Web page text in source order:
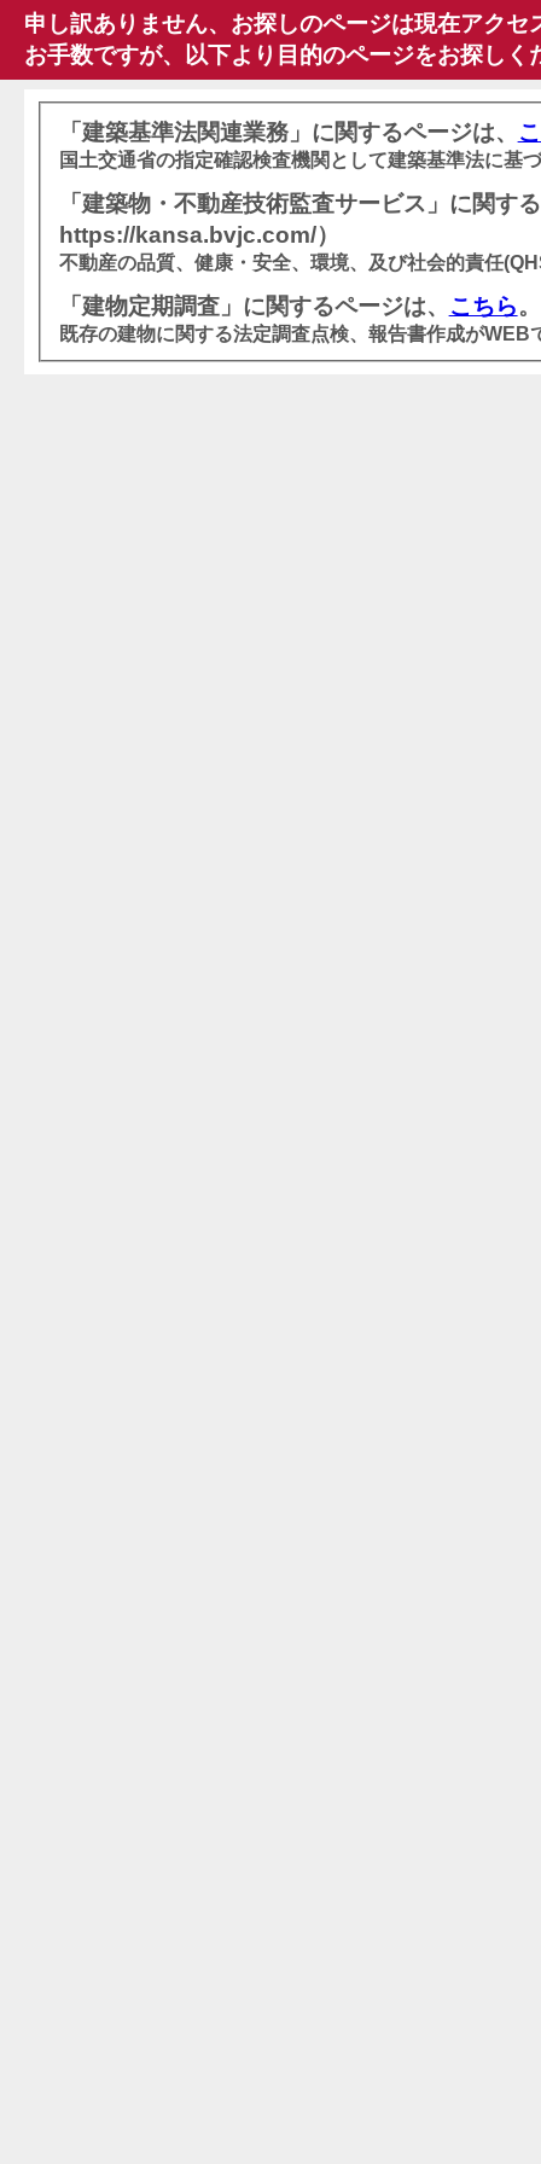
申し訳ありません、お探しのページは現在アクセ
お手数ですが、以下より目的のページをお探しく
「建築基準法関連業務」に関するページは、
国土交通省の指定確認検査機関として建築基準法に基
「建築物・不動産技術監査サービス」に関す
https://kansa.bvjc.com/）
不動産の品質、健康・安全、環境、及び社会的責任
「建物定期調査」に関するページは、 こちら
既存の建物に関する法定調査点検、報告書作成が